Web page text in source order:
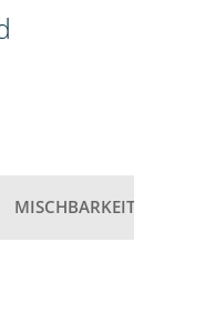
MISCHBARKEIT